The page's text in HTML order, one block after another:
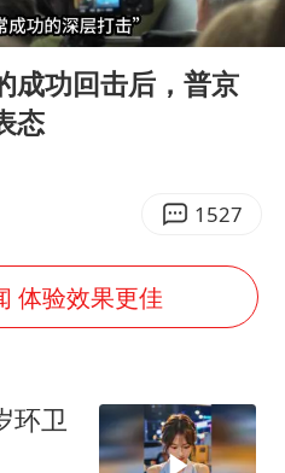
体职工“应休尽休”的底气
日本籍女网红在韩直播时自杀身亡
眼”摩天轮附近2人落水
如何把百年大党建设得更加坚强有力
银行午休1.5小时 留个窗口行不行
嘲讽周星驰无儿女没朋友 李修贤道歉
05:40
成功回击后，普京
态
1527
体验效果更佳
环卫